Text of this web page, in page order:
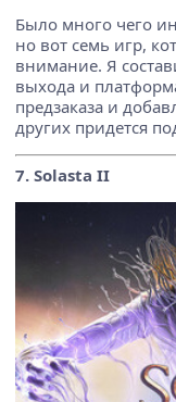
Было много чего
но вот семь игр,
внимание. Я
выхода и
предзаказа и
других придется
7. Solasta II